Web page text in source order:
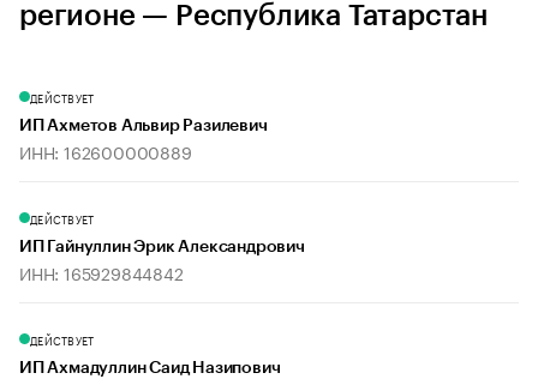
регионе — Республика Татарстан
ДЕЙСТВУЕТ
ИП Ахметов Альвир Разилевич
ИНН: 162600000889
ДЕЙСТВУЕТ
ИП Гайнуллин Эрик Александрович
ИНН: 165929844842
ДЕЙСТВУЕТ
ИП Ахмадуллин Саид Назипович